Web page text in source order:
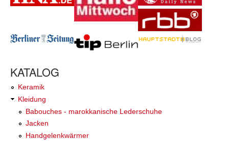
KATALOG
Keramik
Kleidung
Babouches - marokkanische Lederschuhe
Jacken
Handgelenkwärmer